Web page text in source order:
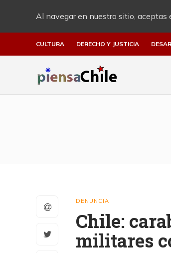
Al navegar en nuestro sitio, aceptas
CULTURA DERECHO Y JUSTICIA
DENUNCIA
Chile:
militares